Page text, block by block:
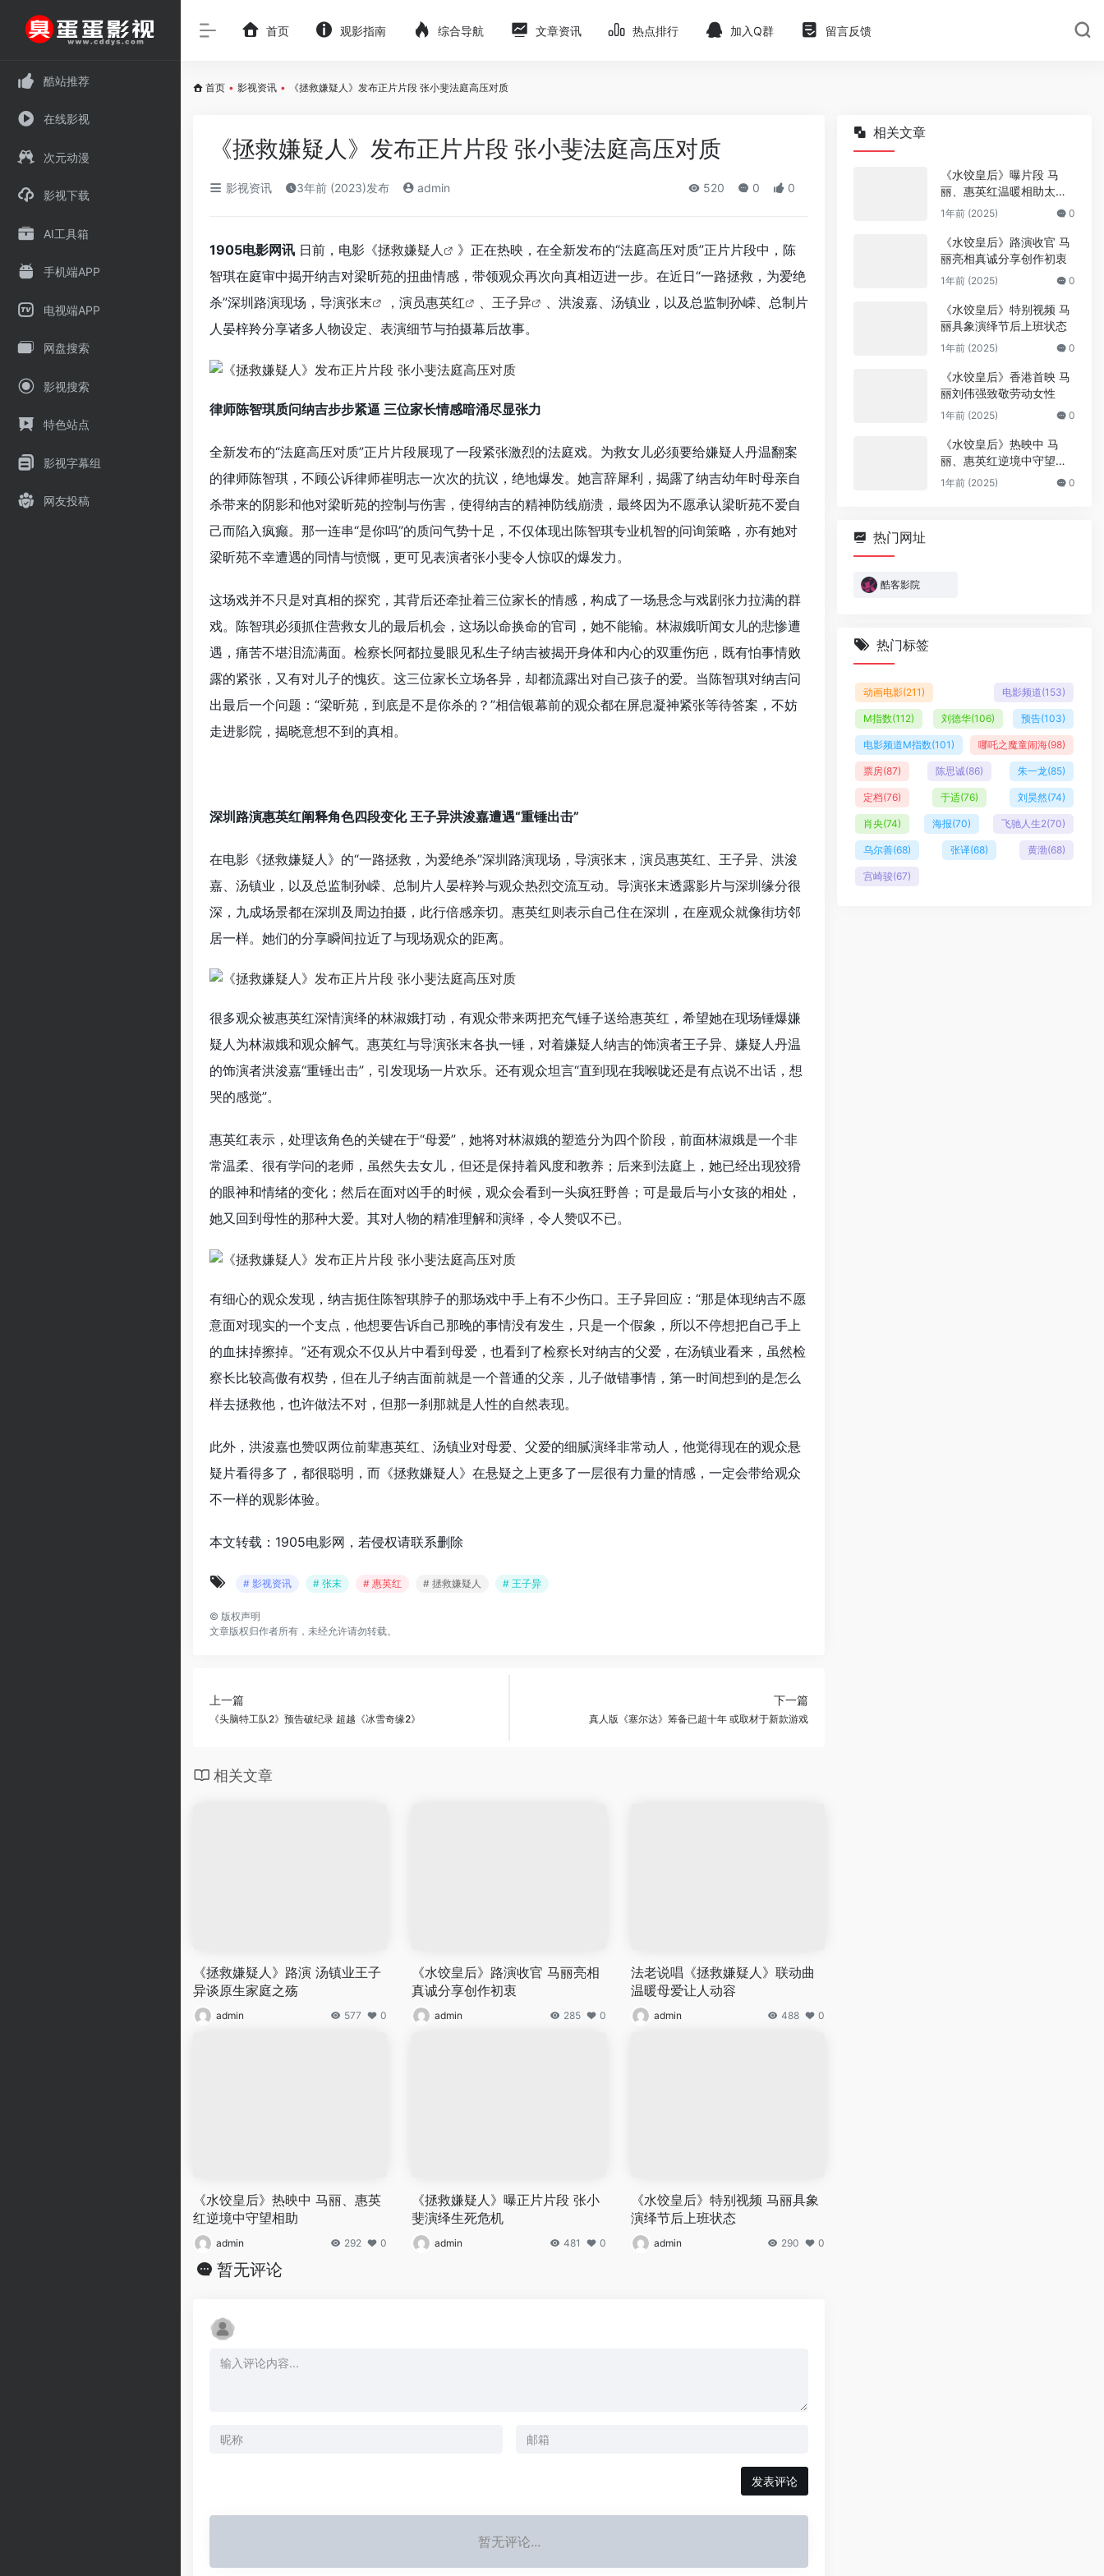
酷站推荐
在线影视
次元动漫
影视下载
AI工具箱
手机端APP
电视端APP
网盘搜索
影视搜索
特色站点
影视字幕组
网友投稿
首页 观影指南 综合导航 文章资讯 热点排行 加入Q群 留言反馈
首页 • 影视资讯 • 《拯救嫌疑人》发布正片片段 张小斐法庭高压对质
《拯救嫌疑人》发布正片片段 张小斐法庭高压对质
影视资讯 3年前 (2023)发布 admin 520 0 0
1905电影网讯 日前，电影《拯救嫌疑人
》正在热映，在全新发布的“法庭高压对质”正片片段中，陈
智琪在庭审中揭开纳吉对梁昕苑的扭曲情感，带领观众再次向真相迈进一步。在近日“一路拯救，为爱绝
杀”深圳路演现场，导演张末 ，演员惠英红 、 王子异
、洪浚嘉、汤镇业，以及总监制孙嵘、总制片
人晏梓羚分享诸多人物设定、表演细节与拍摄幕后故事。
律师陈智琪质问纳吉步步紧逼 三位家长情感暗涌尽显张力
全新发布的“法庭高压对质”正片片段展现了一段紧张激烈的法庭戏。为救女儿必须要给嫌疑人丹温翻案
的律师陈智琪，不顾公诉律师崔明志一次次的抗议，绝地爆发。她言辞犀利，揭露了纳吉幼年时母亲自
杀带来的阴影和他对梁昕苑的控制与伤害，使得纳吉的精神防线崩溃，最终因为不愿承认梁昕苑不爱自
己而陷入疯癫。那一连串“是你吗”的质问气势十足，不仅体现出陈智琪专业机智的问询策略，亦有她对
梁昕苑不幸遭遇的同情与愤慨，更可见表演者张小斐令人惊叹的爆发力。
这场戏并不只是对真相的探究，其背后还牵扯着三位家长的情感，构成了一场悬念与戏剧张力拉满的群
戏。陈智琪必须抓住营救女儿的最后机会，这场以命换命的官司，她不能输。林淑娥听闻女儿的悲惨遭
遇，痛苦不堪泪流满面。检察长阿都拉曼眼见私生子纳吉被揭开身体和内心的双重伤疤，既有怕事情败
露的紧张，又有对儿子的愧疚。这三位家长立场各异，却都流露出对自己孩子的爱。当陈智琪对纳吉问
出最后一个问题：“梁昕苑，到底是不是你杀的？”相信银幕前的观众都在屏息凝神紧张等待答案，不妨
走进影院，揭晓意想不到的真相。
深圳路演惠英红阐释角色四段变化 王子异洪浚嘉遭遇“重锤出击”
在电影《拯救嫌疑人》的“一路拯救，为爱绝杀”深圳路演现场，导演张末，演员惠英红、王子异、洪浚
嘉、汤镇业，以及总监制孙嵘、总制片人晏梓羚与观众热烈交流互动。导演张末透露影片与深圳缘分很
深，九成场景都在深圳及周边拍摄，此行倍感亲切。惠英红则表示自己住在深圳，在座观众就像街坊邻
居一样。她们的分享瞬间拉近了与现场观众的距离。
很多观众被惠英红深情演绎的林淑娥打动，有观众带来两把充气锤子送给惠英红，希望她在现场锤爆嫌
疑人为林淑娥和观众解气。惠英红与导演张末各执一锤，对着嫌疑人纳吉的饰演者王子异、嫌疑人丹温
的饰演者洪浚嘉“重锤出击”，引发现场一片欢乐。还有观众坦言“直到现在我喉咙还是有点说不出话，想
哭的感觉”。
惠英红表示，处理该角色的关键在于“母爱”，她将对林淑娥的塑造分为四个阶段，前面林淑娥是一个非
常温柔、很有学问的老师，虽然失去女儿，但还是保持着风度和教养；后来到法庭上，她已经出现狡猾
的眼神和情绪的变化；然后在面对凶手的时候，观众会看到一头疯狂野兽；可是最后与小女孩的相处，
她又回到母性的那种大爱。其对人物的精准理解和演绎，令人赞叹不已。
有细心的观众发现，纳吉扼住陈智琪脖子的那场戏中手上有不少伤口。王子异回应：“那是体现纳吉不愿
意面对现实的一个支点，他想要告诉自己那晚的事情没有发生，只是一个假象，所以不停想把自己手上
的血抹掉擦掉。”还有观众不仅从片中看到母爱，也看到了检察长对纳吉的父爱，在汤镇业看来，虽然检
察长比较高傲有权势，但在儿子纳吉面前就是一个普通的父亲，儿子做错事情，第一时间想到的是怎么
样去拯救他，也许做法不对，但那一刹那就是人性的自然表现。
此外，洪浚嘉也赞叹两位前辈惠英红、汤镇业对母爱、父爱的细腻演绎非常动人，他觉得现在的观众悬
疑片看得多了，都很聪明，而《拯救嫌疑人》在悬疑之上更多了一层很有力量的情感，一定会带给观众
不一样的观影体验。
本文转载：1905电影网，若侵权请联系删除
# 影视资讯 # 张末 # 惠英红 # 拯救嫌疑人 # 王子异
© 版权声明
文章版权归作者所有，未经允许请勿转载。
上一篇
《头脑特工队2》预告破纪录 超越《冰雪奇缘2》
下一篇
真人版《塞尔达》筹备已超十年 或取材于新款游戏
相关文章
《拯救嫌疑人》路演 汤镇业王子
异谈原生家庭之殇
admin 577 0
《水饺皇后》路演收官 马丽亮相
真诚分享创作初衷
admin 285 0
法老说唱《拯救嫌疑人》联动曲
温暖母爱让人动容
admin 488 0
《水饺皇后》热映中 马丽、惠英
红逆境中守望相助
admin 292 0
《拯救嫌疑人》曝正片片段 张小
斐演绎生死危机
admin 481 0
《水饺皇后》特别视频 马丽具象
演绎节后上班状态
admin 290 0
暂无评论
发表评论
暂无评论...
相关文章
《水饺皇后》曝片段 马
丽、惠英红温暖相助太动
人
1年前 (2025) 0
《水饺皇后》路演收官 马
丽亮相真诚分享创作初衷
1年前 (2025) 0
《水饺皇后》特别视频 马
丽具象演绎节后上班状态
1年前 (2025) 0
《水饺皇后》香港首映 马
丽刘伟强致敬劳动女性
1年前 (2025) 0
《水饺皇后》热映中 马
丽、惠英红逆境中守望相
助
1年前 (2025) 0
热门网址
酷客影院
热门标签
动画电影(211) 电影频道(153)
M指数(112) 刘德华(106) 预告(103)
电影频道M指数(101) 哪吒之魔童闹海(98)
票房(87) 陈思诚(86) 朱一龙(85)
定档(76) 于适(76) 刘昊然(74)
肖央(74) 海报(70) 飞驰人生2(70)
乌尔善(68) 张译(68) 黄渤(68)
宫崎骏(67)